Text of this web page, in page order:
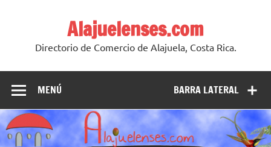
Alajuelenses.com
Directorio de Comercio de Alajuela, Costa Rica.
BARRA LATERAL
MENÚ